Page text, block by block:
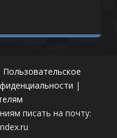
Пользовательское
|
писать на почту: